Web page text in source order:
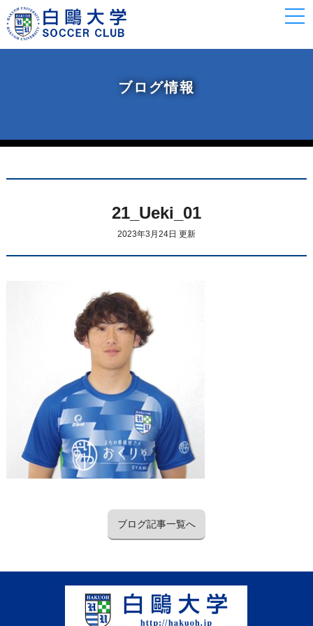
ブログ情報
21_Ueki_01
2023年3月24日 更新
ブログ記事一覧へ